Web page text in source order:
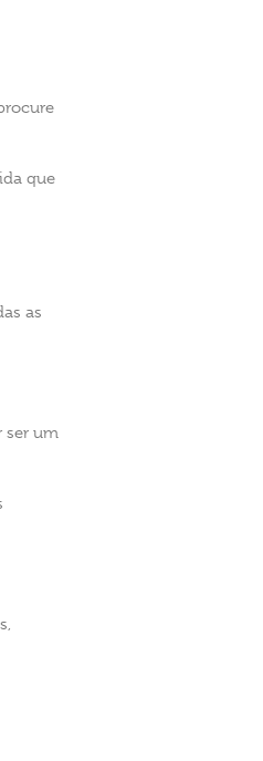
que
as
ser um